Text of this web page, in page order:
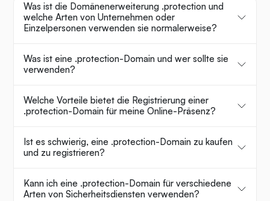
Was ist die Domänenerweiterung .protection und
welche Arten von Unternehmen oder
Einzelpersonen verwenden sie normalerweise?
Was ist eine .protection-Domain und wer sollte sie
verwenden?
Welche Vorteile bietet die Registrierung einer
.protection-Domain für meine Online-Präsenz?
Ist es schwierig, eine .protection-Domain zu kaufen
und zu registrieren?
Kann ich eine .protection-Domain für verschiedene
Arten von Sicherheitsdiensten verwenden?